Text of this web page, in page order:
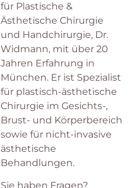
für Plastische &
Ästhetische Chirurgie
und Handchirurgie, Dr.
Widmann, mit über 20
Jahren Erfahrung in
München. Er ist Spezialist
für plastisch-ästhetische
Chirurgie im Gesichts-,
Brust- und Körperbereich
sowie für nicht-invasive
ästhetische
Behandlungen.
Sie haben Fragen?